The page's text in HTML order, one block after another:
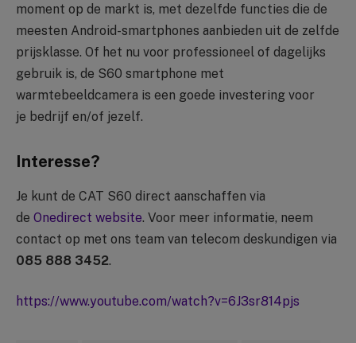
moment op de markt is, met dezelfde functies die de
meesten Android-smartphones aanbieden uit de zelfde
prijsklasse. Of het nu voor professioneel of dagelijks
gebruik is, de S60 smartphone met
warmtebeeldcamera is een goede investering voor
je bedrijf en/of jezelf.
Interesse?
Je kunt de CAT S60 direct aanschaffen via
de Onedirect website. Voor meer informatie, neem
contact op met ons team van telecom deskundigen via
085 888 3452.
https://www.youtube.com/watch?v=6J3sr814pjs